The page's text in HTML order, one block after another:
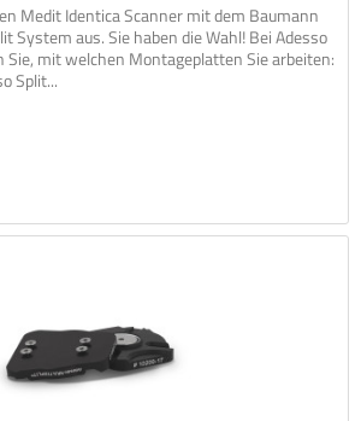
Medit Identica Scanner mit dem Baumann
System aus. Sie haben die Wahl! Bei Adesso
mit welchen Montageplatten Sie arbeiten:
Split...